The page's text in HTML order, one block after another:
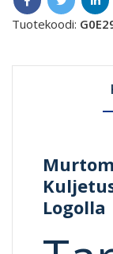
Tuotekoodi: